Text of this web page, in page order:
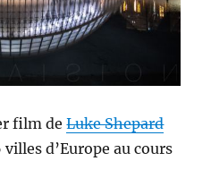
film deLuke Shepard
d’Europe au cours